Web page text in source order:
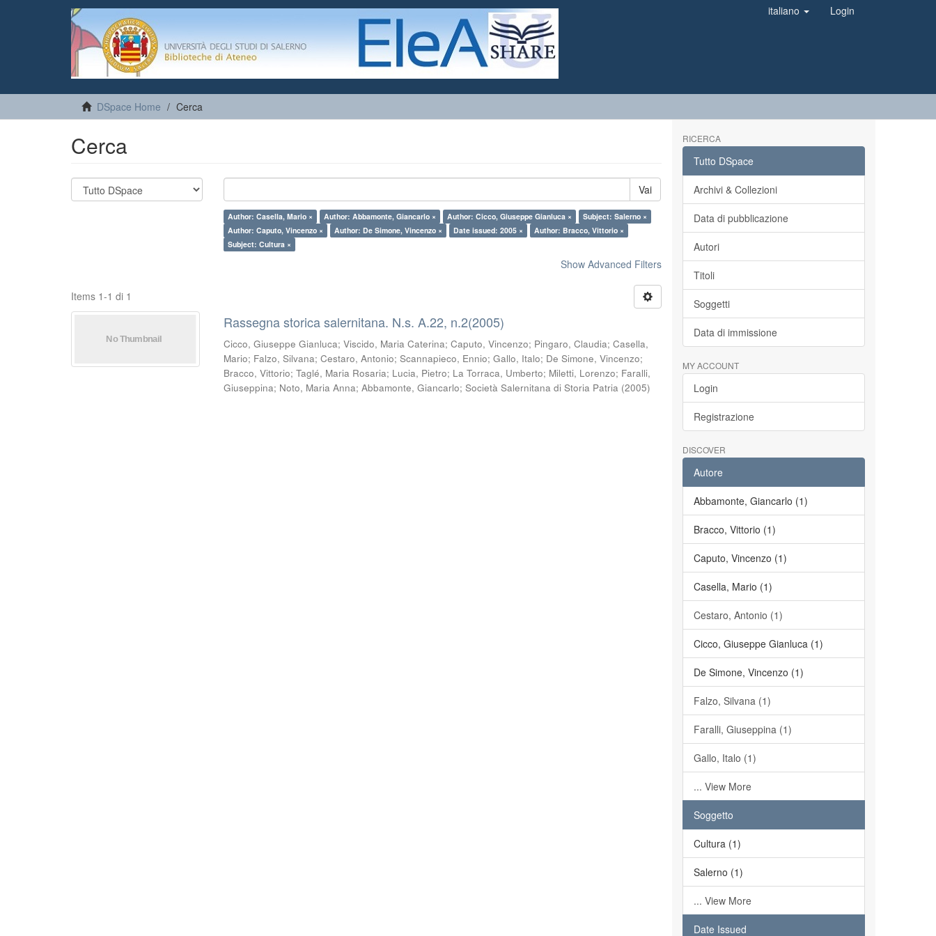
italiano Login
DSpace Home Cerca
Cerca
Vai
Author: Casella, Mario × Author: Abbamonte, Giancarlo × Author: Cicco, Giuseppe Gianluca ×
Subject: Salerno ×
Author: Caputo, Vincenzo ×
Author: De Simone, Vincenzo × Date issued: 2005 ×
Author: Bracco, Vittorio ×
Subject: Cultura ×
Show Advanced Filters
Items 1-1 di 1
Rassegna storica salernitana. N.s. A.22, n.2(2005)
Cicco, Giuseppe Gianluca;Viscido, Maria Caterina;Caputo, Vincenzo; Pingaro, Claudia;Casella,
Mario; Falzo, Silvana;Cestaro, Antonio;Scannapieco, Ennio;Gallo, Italo; De Simone, Vincenzo;
Bracco, Vittorio;Taglé, Maria Rosaria; Lucia, Pietro; La Torraca, Umberto; Miletti, Lorenzo; Faralli,
Giuseppina; Noto, Maria Anna;Abbamonte, Giancarlo;Società Salernitana di Storia Patria (2005)
RICERCA
Tutto DSpace
Archivi & Collezioni
Data di pubblicazione
Autori
Titoli
Soggetti
Data di immissione
MY ACCOUNT
Login
Registrazione
DISCOVER
Autore
Abbamonte, Giancarlo (1)
Bracco, Vittorio (1)
Caputo, Vincenzo (1)
Casella, Mario (1)
Cestaro, Antonio (1)
Cicco, Giuseppe Gianluca (1)
De Simone, Vincenzo (1)
Falzo, Silvana (1)
Faralli, Giuseppina (1)
Gallo, Italo (1)
... View More
Soggetto
Cultura (1)
Salerno (1)
... View More
Date Issued